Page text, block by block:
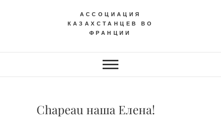
АССОЦИАЦИЯ
КАЗАХСТАНЦЕВ ВО
ФРАНЦИИ
Chapeau наша Елена!